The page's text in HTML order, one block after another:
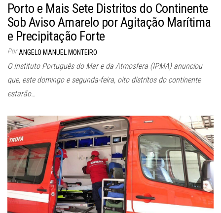
Porto e Mais Sete Distritos do Continente
Sob Aviso Amarelo por Agitação Marítima
e Precipitação Forte
Por ANGELO MANUEL MONTEIRO
O Instituto Português do Mar e da Atmosfera (IPMA) anunciou
que, este domingo e segunda-feira, oito distritos do continente
estarão…